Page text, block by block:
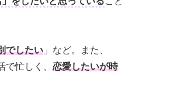
でしたい 」など。また、
忙しく、 恋愛したいが時